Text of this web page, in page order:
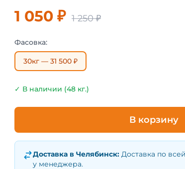
1 050 ₽ 1 250 ₽
Фасовка:
30кг — 31 500 ₽
✓ В наличии (48 кг.)
В корзину
Доставка в Челябинск: Доставка по
у менеджера.